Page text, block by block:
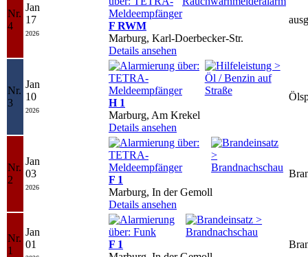
Nr.
4
Jan
17
2026
F RWM
Marburg, Karl-Doerbecker-Str.
Details ansehen
Nr.
3
Jan
10
2026
H 1
Marburg, Am Krekel
Details ansehen
Nr.
2
Jan
03
2026
F 1
Marburg, In der Gemoll
Details ansehen
Nr.
1
Jan
01
F 1